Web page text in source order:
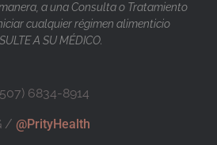
a una Consulta o Tratamiento
cualquier régimen alimenticio
A SU MÉDICO.
6834-8914
/ @PrityHealth